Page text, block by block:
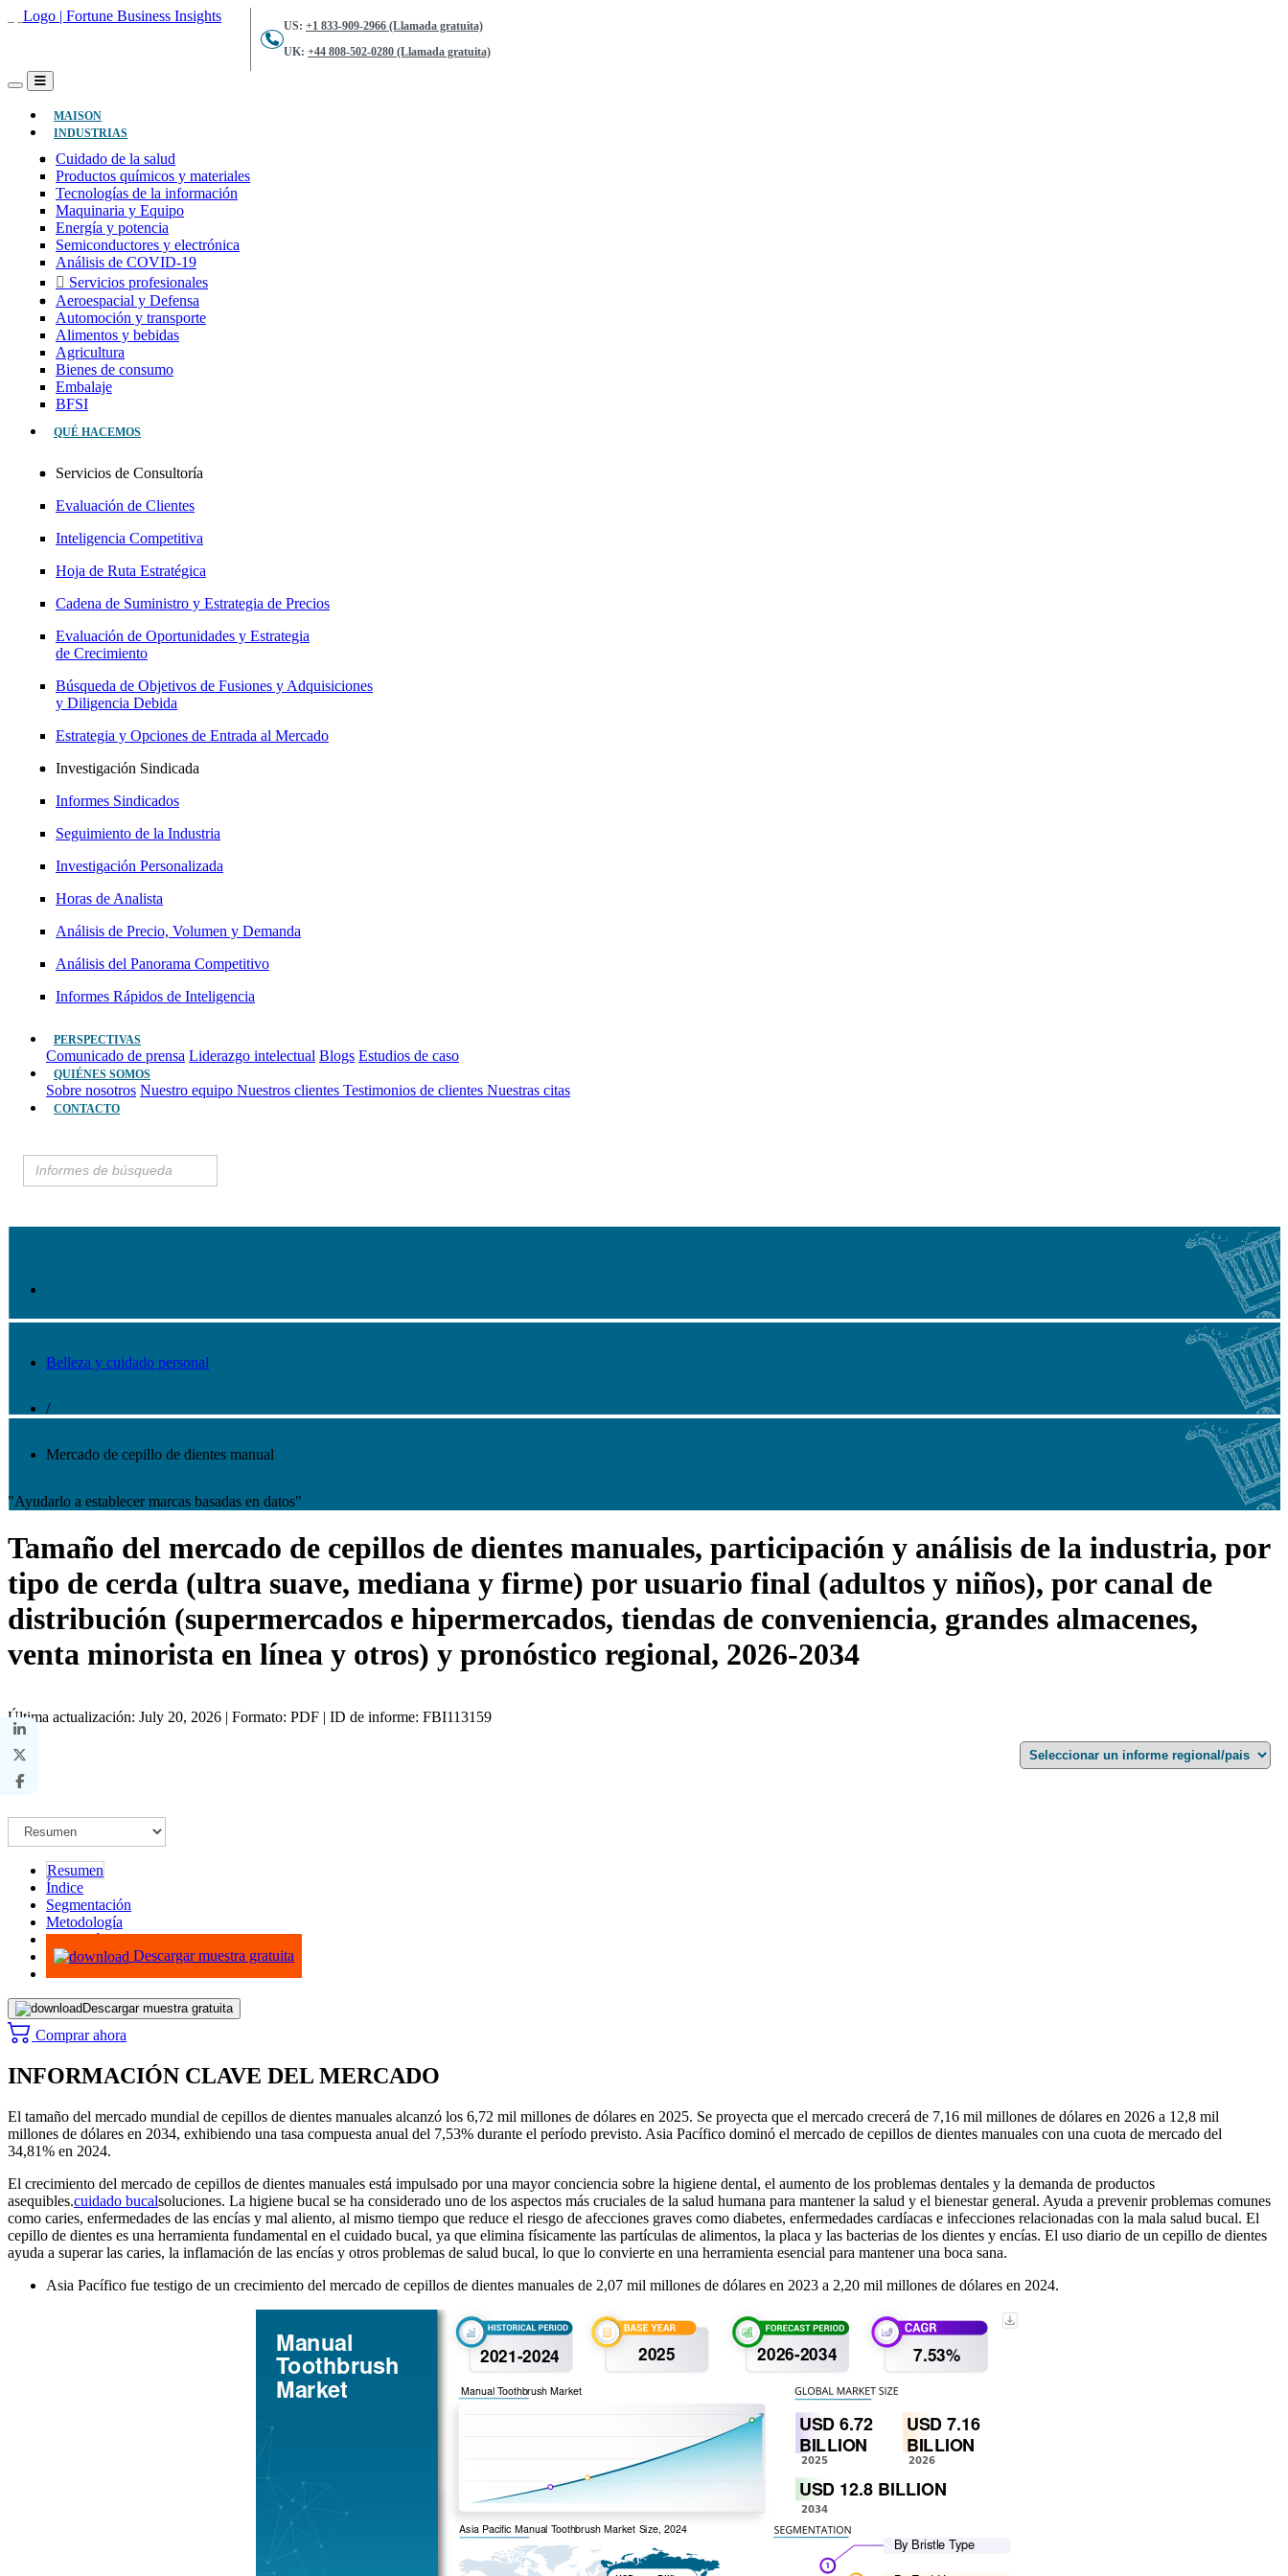
US: +1 833-909-2966 (Llamada gratuita)
UK: +44 808-502-0280 (Llamada gratuita)
MAISON(ACTUAL)
INDUSTRIAS
Cuidado de la salud
Productos químicos y materiales
Tecnologías de la información
Maquinaria y Equipo
Energía y potencia
Semiconductores y electrónica
Análisis de COVID-19
Servicios profesionales
Aeroespacial y Defensa
Automoción y transporte
Alimentos y bebidas
Agricultura
Bienes de consumo
Embalaje
BFSI
QUÉ HACEMOS
Servicios de Consultoría
Evaluación de Clientes
Inteligencia Competitiva
Hoja de Ruta Estratégica
Cadena de Suministro y Estrategia de Precios
Evaluación de Oportunidades y Estrategia
de Crecimiento
Búsqueda de Objetivos de Fusiones y Adquisiciones
y Diligencia Debida
Estrategia y Opciones de Entrada al Mercado
Investigación Sindicada
Informes Sindicados
Seguimiento de la Industria
Investigación Personalizada
Horas de Analista
Análisis de Precio, Volumen y Demanda
Análisis del Panorama Competitivo
Informes Rápidos de Inteligencia
PERSPECTIVAS
Comunicado de prensa Liderazgo intelectual Blogs Estudios de caso
QUIÉNES SOMOS
Sobre nosotros Nuestro equipo Nuestros clientes Testimonios de clientes Nuestras citas
CONTACTO
Belleza y cuidado personal
/
Mercado de cepillo de dientes manual
"Ayudarlo a establecer marcas basadas en datos"
Tamaño del mercado de cepillos de dientes manuales, participación y análisis de la industria, por
tipo de cerda (ultra suave, mediana y firme) por usuario final (adultos y niños), por canal de
distribución (supermercados e hipermercados, tiendas de conveniencia, grandes almacenes,
venta minorista en línea y otros) y pronóstico regional, 2026-2034
Última actualización: July 20, 2026 | Formato: PDF | ID de informe: FBI113159
Resumen
Índice
Segmentación
Metodología
Infografías
Descargar muestra gratuita
Descargar muestra gratuita
Comprar ahora
INFORMACIÓN CLAVE DEL MERCADO
El tamaño del mercado mundial de cepillos de dientes manuales alcanzó los 6,72 mil millones de dólares en 2025. Se proyecta que el mercado crecerá de 7,16 mil millones de dólares en 2026 a 12,8 mil
millones de dólares en 2034, exhibiendo una tasa compuesta anual del 7,53% durante el período previsto. Asia Pacífico dominó el mercado de cepillos de dientes manuales con una cuota de mercado del
34,81% en 2024.
El crecimiento del mercado de cepillos de dientes manuales está impulsado por una mayor conciencia sobre la higiene dental, el aumento de los problemas dentales y la demanda de productos
asequibles.cuidado bucalsoluciones. La higiene bucal se ha considerado uno de los aspectos más cruciales de la salud humana para mantener la salud y el bienestar general. Ayuda a prevenir problemas comunes
como caries, enfermedades de las encías y mal aliento, al mismo tiempo que reduce el riesgo de afecciones graves como diabetes, enfermedades cardíacas e infecciones relacionadas con la mala salud bucal. El
cepillo de dientes es una herramienta fundamental en el cuidado bucal, ya que elimina físicamente las partículas de alimentos, la placa y las bacterias de los dientes y encías. El uso diario de un cepillo de dientes
ayuda a superar las caries, la inflamación de las encías y otros problemas de salud bucal, lo que lo convierte en una herramienta esencial para mantener una boca sana.
Asia Pacífico fue testigo de un crecimiento del mercado de cepillos de dientes manuales de 2,07 mil millones de dólares en 2023 a 2,20 mil millones de dólares en 2024.